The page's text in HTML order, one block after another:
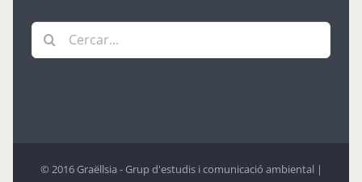
Cerca
…
© 2016 Graëllsia - Grup d'estudis i comunicació ambiental |